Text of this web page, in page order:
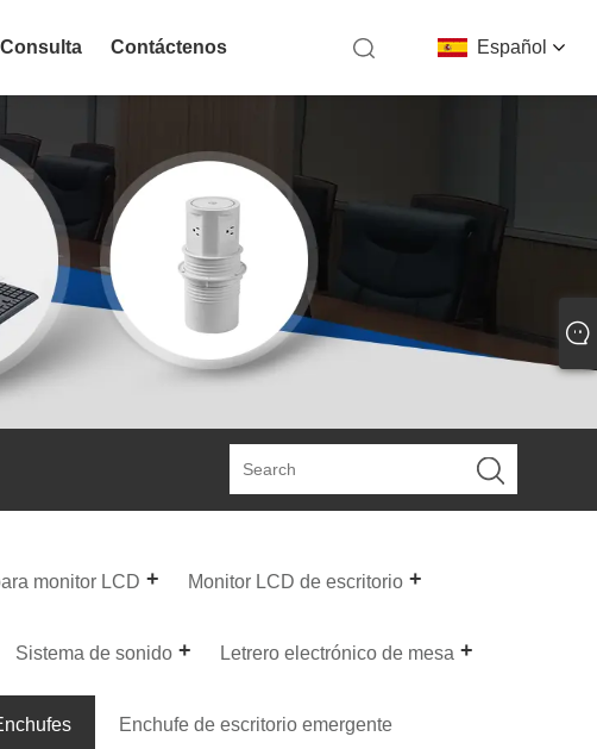
Español
Contáctenos
monitor LCD Monitor LCD de escritorio
Sistema de sonido Letrero electrónico de mesa
Enchufe de escritorio emergente